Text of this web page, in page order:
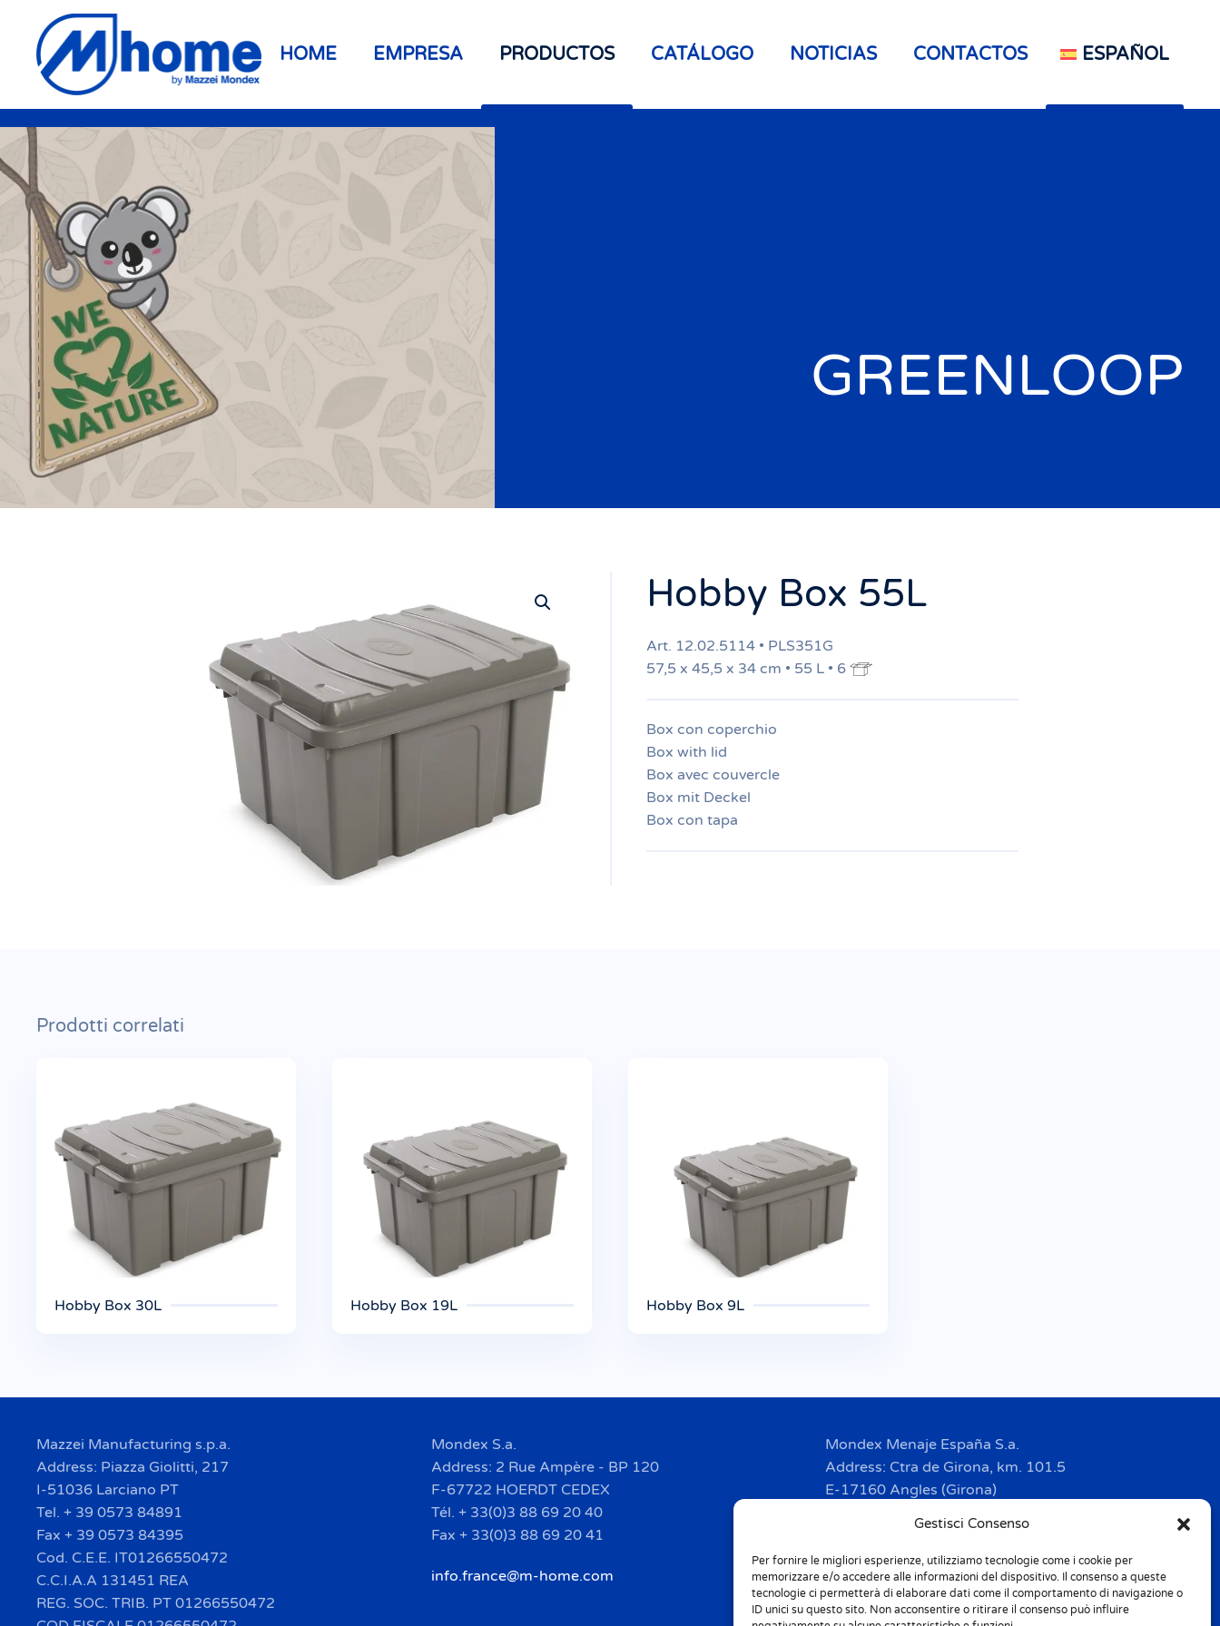
Gestisci Consenso
Per fornire le migliori esperienze, utilizziamo tecnologie come i cookie per
memorizzare e/o accedere alle informazioni del dispositivo. Il consenso a queste
tecnologie ci permetterà di elaborare dati come il comportamento di navigazione o
ID unici su questo sito. Non acconsentire o ritirare il consenso può influire
Ir al contenido principal HOME EMPRESA PRODUCTOS CATÁLOGO NOTICIAS CONTACTOS ESPAÑOL
GREENLOOP
Hobby Box 55L
Art. 12.02.5114 • PLS351G
57,5 x 45,5 x 34 cm • 55 L • 6
Box con coperchio
Box with lid
Box avec couvercle
Box mit Deckel
Box con tapa
Prodotti correlati
Hobby Box 30L Hobby Box 19L Hobby Box 9L
Mazzei Manufacturing s.p.a.
Address: Piazza Giolitti, 217
I-51036 Larciano PT
Tel. + 39 0573 84891
Fax + 39 0573 84395
Cod. C.E.E. IT01266550472
C.C.I.A.A 131451 REA
REG. SOC. TRIB. PT 01266550472
Mondex S.a.
Address: 2 Rue Ampère - BP 120
F-67722 HOERDT CEDEX
Tél. + 33(0)3 88 69 20 40
Fax + 33(0)3 88 69 20 41
info.france@m-home.com
Mondex Menaje España S.a.
Address: Ctra de Girona, km. 101.5
E-17160 Angles (Girona)
info.spain@m-home.com